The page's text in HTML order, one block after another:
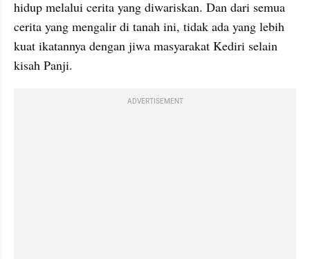
hidup melalui cerita yang diwariskan. Dan dari semua
cerita yang mengalir di tanah ini, tidak ada yang lebih
kuat ikatannya dengan jiwa masyarakat Kediri selain
kisah Panji.
ADVERTISEMENT